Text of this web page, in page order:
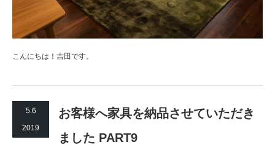
こんにちは！吉田です。
5.6
2019
お客様へ家具を納品させていただき
ました PART9